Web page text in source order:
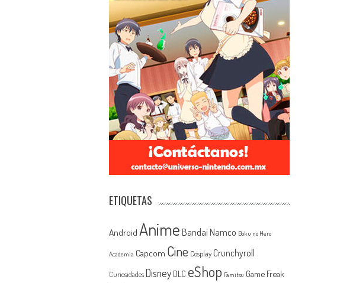
ETIQUETAS
Android Anime Bandai Namco Boku no Hero
Academia Capcom Cine Cosplay Crunchyroll
Curiosidades Disney DLC eShop Famitsu Game Freak